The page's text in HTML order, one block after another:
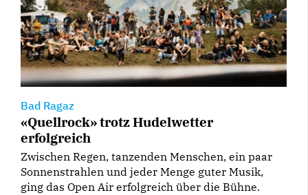
Bad Ragaz
«Quellrock» trotz Hudelwetter
erfolgreich
Zwischen Regen, tanzenden Menschen, ein paar
Sonnenstrahlen und jeder Menge guter Musik,
ging das Open Air erfolgreich über die Bühne.